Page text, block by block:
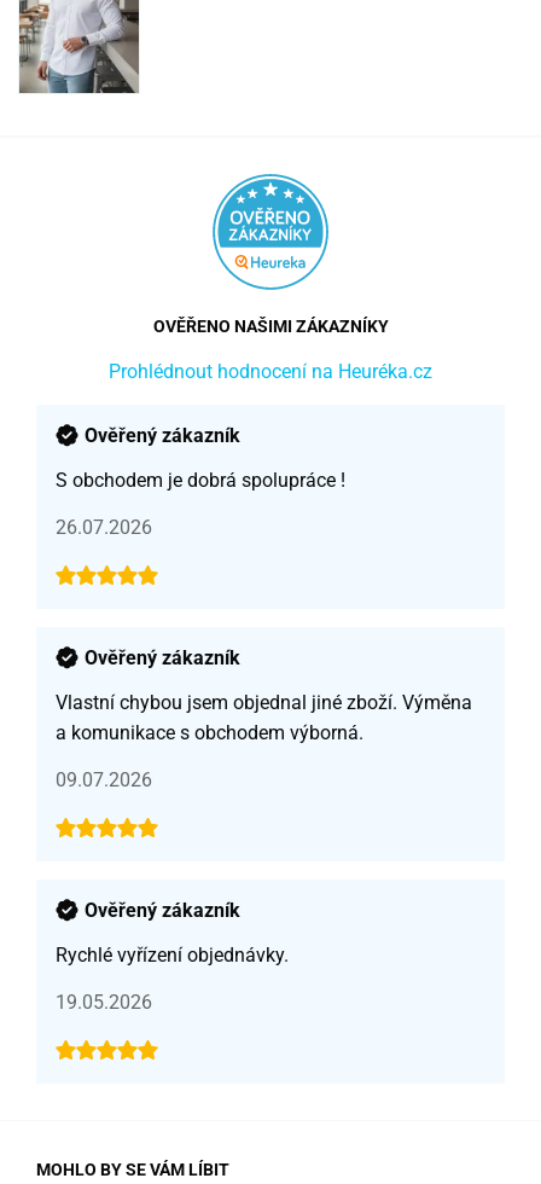
OVĚŘENO NAŠIMI ZÁKAZNÍKY
Prohlédnout hodnocení na Heuréka.cz
Ověřený zákazník
S obchodem je dobrá spolupráce !
26.07.2026
Ověřený zákazník
Vlastní chybou jsem objednal jiné zboží. Výměna
a komunikace s obchodem výborná.
09.07.2026
Ověřený zákazník
Rychlé vyřízení objednávky.
19.05.2026
MOHLO BY SE VÁM LÍBIT